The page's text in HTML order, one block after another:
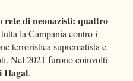
rete di neonazisti: quattro
la Campania contro i
terroristica suprematista e
Nel 2021 furono coinvolti
Hagal.